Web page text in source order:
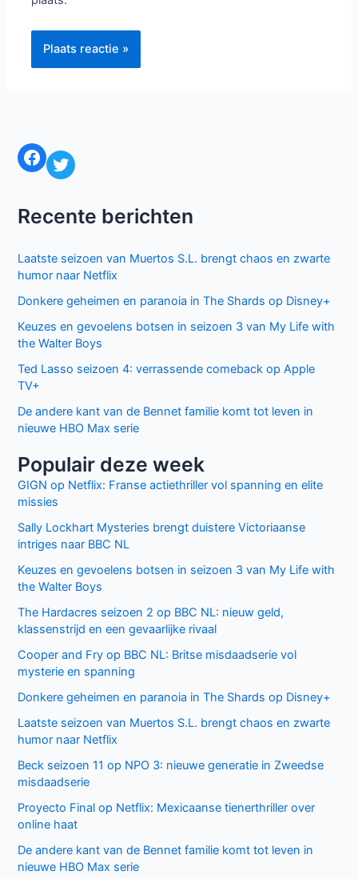
Facebook Twitter
Recente berichten
Laatste seizoen van Muertos S.L. brengt chaos en zwarte
humor naar Netflix
Donkere geheimen en paranoia in The Shards op Disney+
Keuzes en gevoelens botsen in seizoen 3 van My Life with
the Walter Boys
Ted Lasso seizoen 4: verrassende comeback op Apple
TV+
De andere kant van de Bennet familie komt tot leven in
nieuwe HBO Max serie
Populair deze week
GIGN op Netflix: Franse actiethriller vol spanning en elite
missies
Sally Lockhart Mysteries brengt duistere Victoriaanse
intriges naar BBC NL
Keuzes en gevoelens botsen in seizoen 3 van My Life with
the Walter Boys
The Hardacres seizoen 2 op BBC NL: nieuw geld,
klassenstrijd en een gevaarlijke rivaal
Cooper and Fry op BBC NL: Britse misdaadserie vol
mysterie en spanning
Donkere geheimen en paranoia in The Shards op Disney+
Laatste seizoen van Muertos S.L. brengt chaos en zwarte
humor naar Netflix
Beck seizoen 11 op NPO 3: nieuwe generatie in Zweedse
misdaadserie
Proyecto Final op Netflix: Mexicaanse tienerthriller over
online haat
De andere kant van de Bennet familie komt tot leven in
nieuwe HBO Max serie